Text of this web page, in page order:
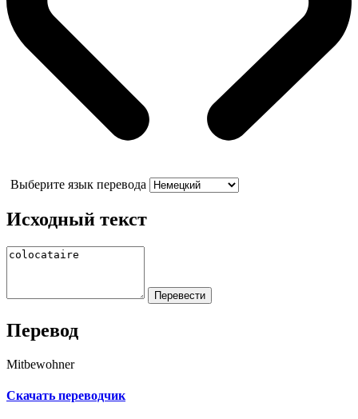
Выберите язык перевода
Исходный текст
Перевод
Mitbewohner
Скачать переводчик